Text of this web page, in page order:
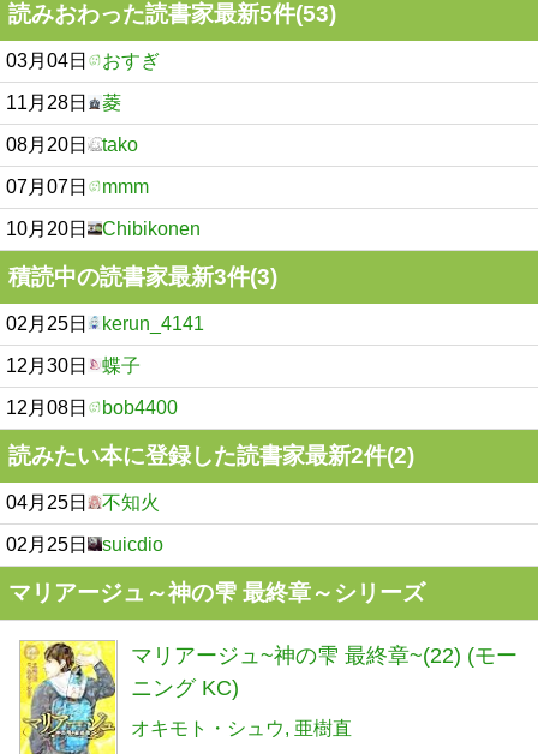
読みおわった読書家最新5件(53)
03月04日 おすぎ
11月28日 菱
08月20日 tako
07月07日 mmm
10月20日 Chibikonen
積読中の読書家最新3件(3)
02月25日 kerun_4141
12月30日 蝶子
12月08日 bob4400
読みたい本に登録した読書家最新2件(2)
04月25日 不知火
02月25日 suicdio
マリアージュ～神の雫 最終章～シリーズ
マリアージュ~神の雫 最終章~(22) (モー
ニング KC)
オキモト・シュウ 亜樹直